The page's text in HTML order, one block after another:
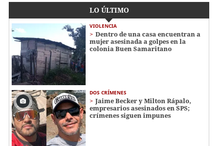
LO ÚLTIMO
VIOLENCIA
Dentro de una casa encuentran a
mujer asesinada a golpes en la
colonia Buen Samaritano
DOS CRÍMENES
Jaime Becker y Milton Rápalo,
empresarios asesinados en SPS;
crímenes siguen impunes